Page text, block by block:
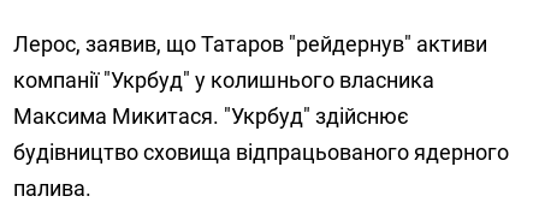
Лерос, заявив, що Татаров "рейдернув" активи
компанії "Укрбуд" у колишнього власника
Максима Микитася. "Укрбуд" здійснює
будівництво сховища відпрацьованого ядерного
палива.